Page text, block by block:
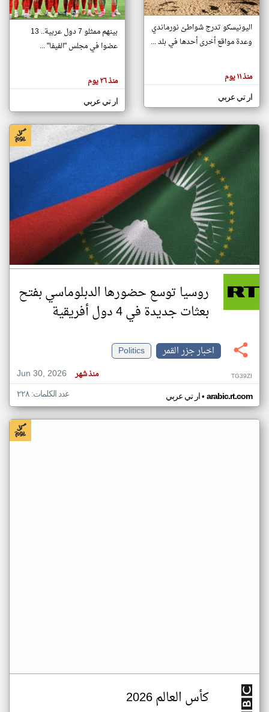
تغيير الدولة
اخبار جزر القمر على مدار الساعة
أهم اخبار جزر القمر العاجلة والمباشرة
هنا عن
وجهة
كاتبيها.
اليونيسكو تدرج شواطئ نورماندي
وعدة مواقع أخرى أحدها في بلد ...
منذ ١١ يوم
ار تي عربي
بينهم ممثلو 7 دول عربية.. 13
عضوا في مجلس "الفيفا" ...
منذ ٢٦ يوم
ار تي عربي
روسيا توسع حضورها الدبلوماسي بفتح
بعثات جديدة في 4 دول أفريقية
اخبار جزر القمر
Politics
Jun 30, 2026
منذ شهر TG39ZI
ار تي عربي• arabic.rt.com عدد الكلمات: ٢٢٨
كأس العالم 2026
klyoum.com